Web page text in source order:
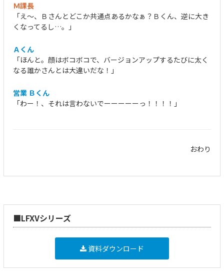
Ｍ課長
「え～、Ｂさんとどこか共通点あるかなぁ？Ｂくん、逆に大き
くなってるし…。」
Ａくん
「ほんと。顔はボコボコで、バージョンアップするたびに太く
なる誰かさんとは大違いだな！」
営業 Ｂくん
「わー！、それは言わないでーーーーーっ！！！！」
おわり
■LFXVシリーズ
資料ダウンロード